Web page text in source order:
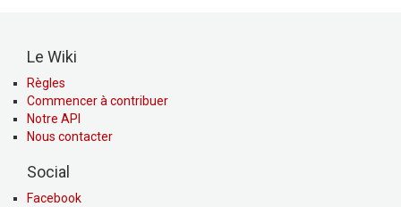
Le Wiki
Règles
Commencer à contribuer
Notre API
Nous contacter
Social
Facebook